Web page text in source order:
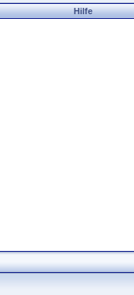
Hilfe